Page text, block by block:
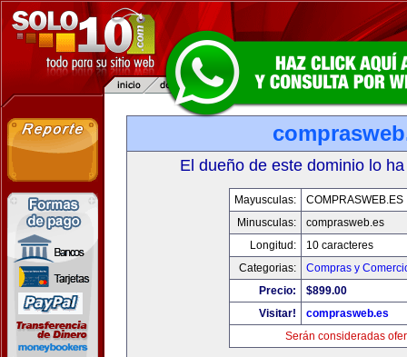
El dueño de este dominio lo
Mayusculas:
COMPRASWEB.ES
Minusculas:
comprasweb.es
Longitud:
10 caracteres
Categorias:
Compras y
Precio:
$899.00
Visitar!
comprasweb.es
Serán consideradas